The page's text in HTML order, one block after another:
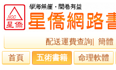
配送運費查詢
簡體
首頁
五術書籍 命理軟體